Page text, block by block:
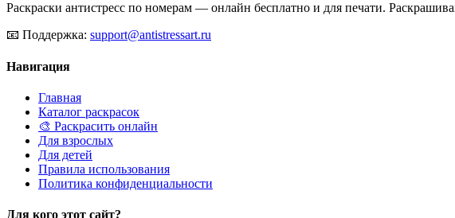
Раскраски антистресс по номерам — онлайн бесплатно и для печати.
📧 Поддержка: support@antistressart.ru
Навигация
Главная
Каталог раскрасок
🎨 Раскрасить онлайн
Для взрослых
Для детей
Правила использования
Политика конфиденциальности
Для кого этот сайт?